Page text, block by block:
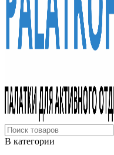
В категории